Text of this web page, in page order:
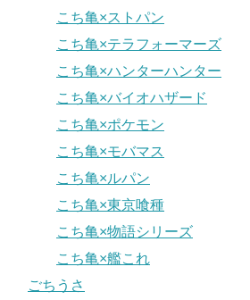
こち亀×ストパン
こち亀×テラフォーマーズ
こち亀×ハンターハンター
こち亀×バイオハザード
こち亀×ポケモン
こち亀×モバマス
こち亀×ルパン
こち亀×東京喰種
こち亀×物語シリーズ
こち亀×艦これ
ごちうさ